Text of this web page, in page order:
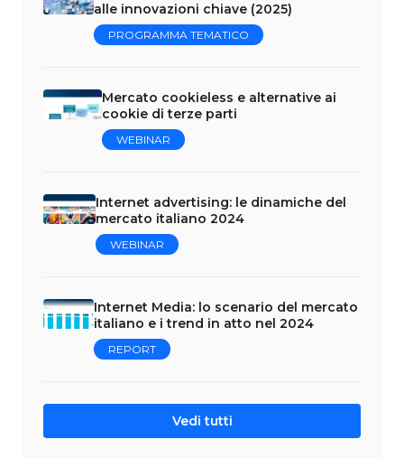
alle innovazioni chiave (2025)
PROGRAMMA TEMATICO
Mercato cookieless e alternative ai
cookie di terze parti
WEBINAR
Internet advertising: le dinamiche del
mercato italiano 2024
WEBINAR
Internet Media: lo scenario del mercato
italiano e i trend in atto nel 2024
REPORT
Vedi tutti